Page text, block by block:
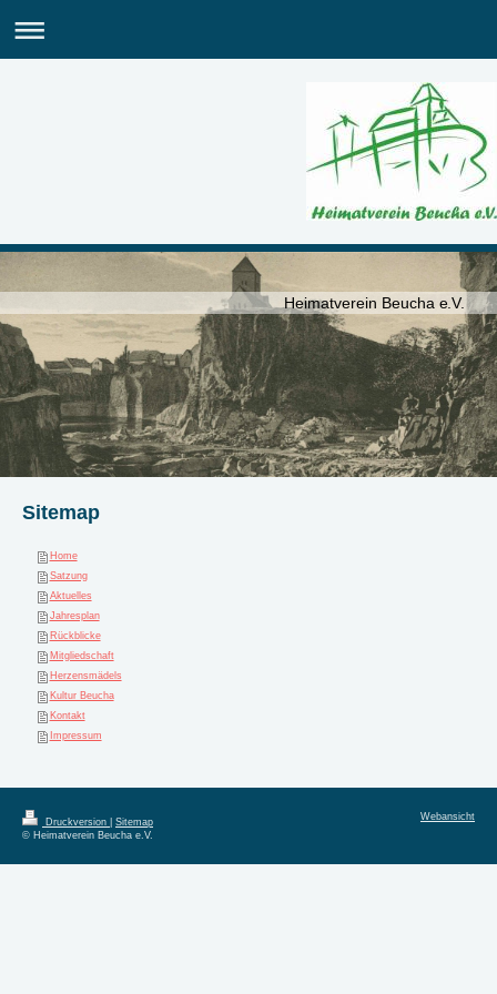
Heimatverein Beucha e.V.
Sitemap
Home
Satzung
Aktuelles
Jahresplan
Rückblicke
Mitgliedschaft
Herzensmädels
Kultur Beucha
Kontakt
Impressum
Druckversion
Sitemap
© Heimatverein Beucha e.V.
Webansicht